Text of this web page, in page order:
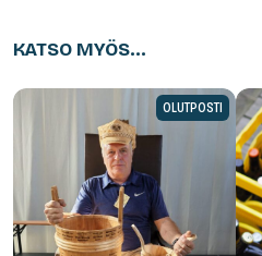
KATSO MYÖS...
OLUTPOSTI